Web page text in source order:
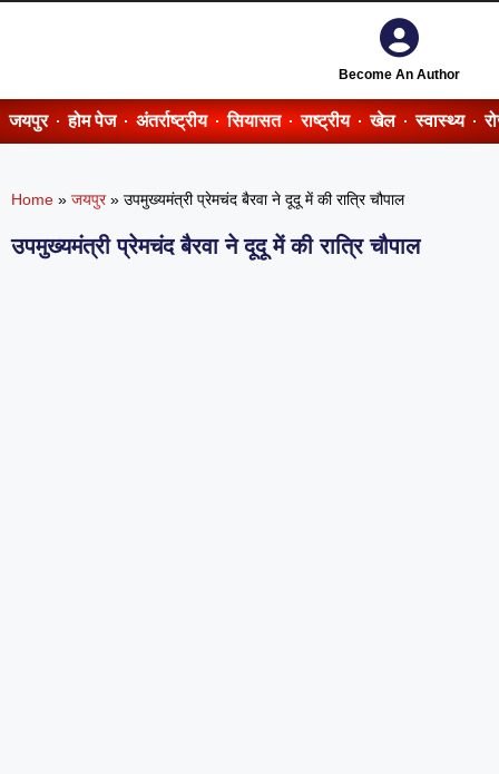
Become An Author
जयपुर होम पेज अंतर्राष्ट्रीय सियासत राष्ट्रीय खेल स्वास्थ्य
Home » जयपुर » उपमुख्यमंत्री प्रेमचंद बैरवा ने दूदू में की रात्रि चौपाल
उपमुख्यमंत्री प्रेमचंद बैरवा ने दूदू में की रात्रि चौपाल